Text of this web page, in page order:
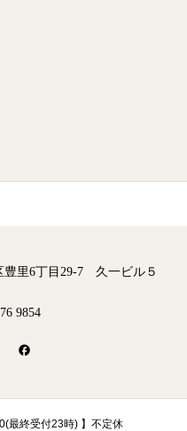
豊里6丁目29-7 久一ビル５
9854
最終受付23時) 】不定休